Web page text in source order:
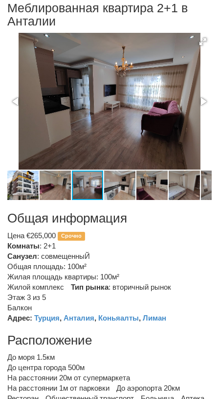
Меблированная квартира 2+1 в
Анталии
Общая информация
Цена €265,000 Срочно
Комнаты: 2+1
Санузел: совмещенныЙ
Общая площадь: 100м²
Жилая площадь квартиры: 100м²
Жилой комплекс
Тип рынка: вторичный рынок
Этаж 3 из 5
Балкон
Адрес: Турция, Анталия, Коньяалты, Лиман
Расположение
До моря 1.5км
До центра города 500м
На расстоянии 20м от супермаркета
На расстоянии 1м от парковки
До аэропорта 20км